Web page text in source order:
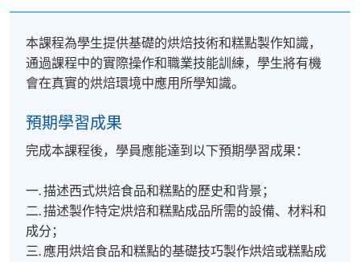
本課程為學生提供基礎的烘焙技術和糕點製作知識，
通過課程中的實際操作和職業技能訓練，學生將有機
會在真實的烘焙環境中應用所學知識。
預期學習成果
完成本課程後，學員應能達到以下預期學習成果：
一. 描述西式烘焙食品和糕點的歷史和背景；
二. 描述製作特定烘焙和糕點成品所需的設備、材料和
成分；
三. 應用烘焙食品和糕點的基礎技巧製作烘焙或糕點成